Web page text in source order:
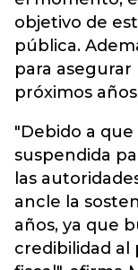
objetivo de
pública.
para asegurar
próximos
"Debido a que
suspendida
las
ancle la
años, ya que
credibilidad al